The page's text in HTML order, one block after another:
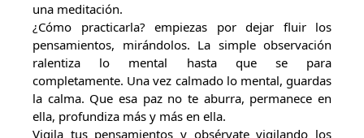
una meditación.
¿Cómo practicarla? empiezas por dejar fluir los
pensamientos, mirándolos. La simple observación
ralentiza lo mental hasta que se para
completamente. Una vez calmado lo mental, guardas
la calma. Que esa paz no te aburra, permanece en
ella, profundiza más y más en ella.
Vigila tus pensamientos y obsérvate vigilando los